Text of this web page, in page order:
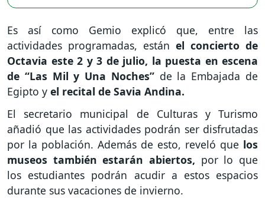
Es así como Gemio explicó que, entre las
actividades programadas, están el concierto de
Octavia este 2 y 3 de julio, la puesta en escena
de “Las Mil y Una Noches” de la Embajada de
Egipto y el recital de Savia Andina.
El secretario municipal de Culturas y Turismo
añadió que las actividades podrán ser disfrutadas
por la población. Además de esto, reveló que los
museos también estarán abiertos, por lo que
los estudiantes podrán acudir a estos espacios
durante sus vacaciones de invierno.